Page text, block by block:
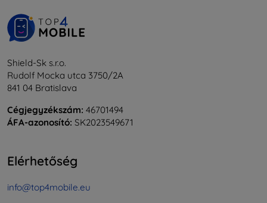
Shield-Sk s.r.o.
Rudolf Mocka utca 3750/2A
841 04 Bratislava
Cégjegyzékszám: 46701494
ÁFA-azonosító: SK2023549671
Elérhetőség
info@top4mobile.eu